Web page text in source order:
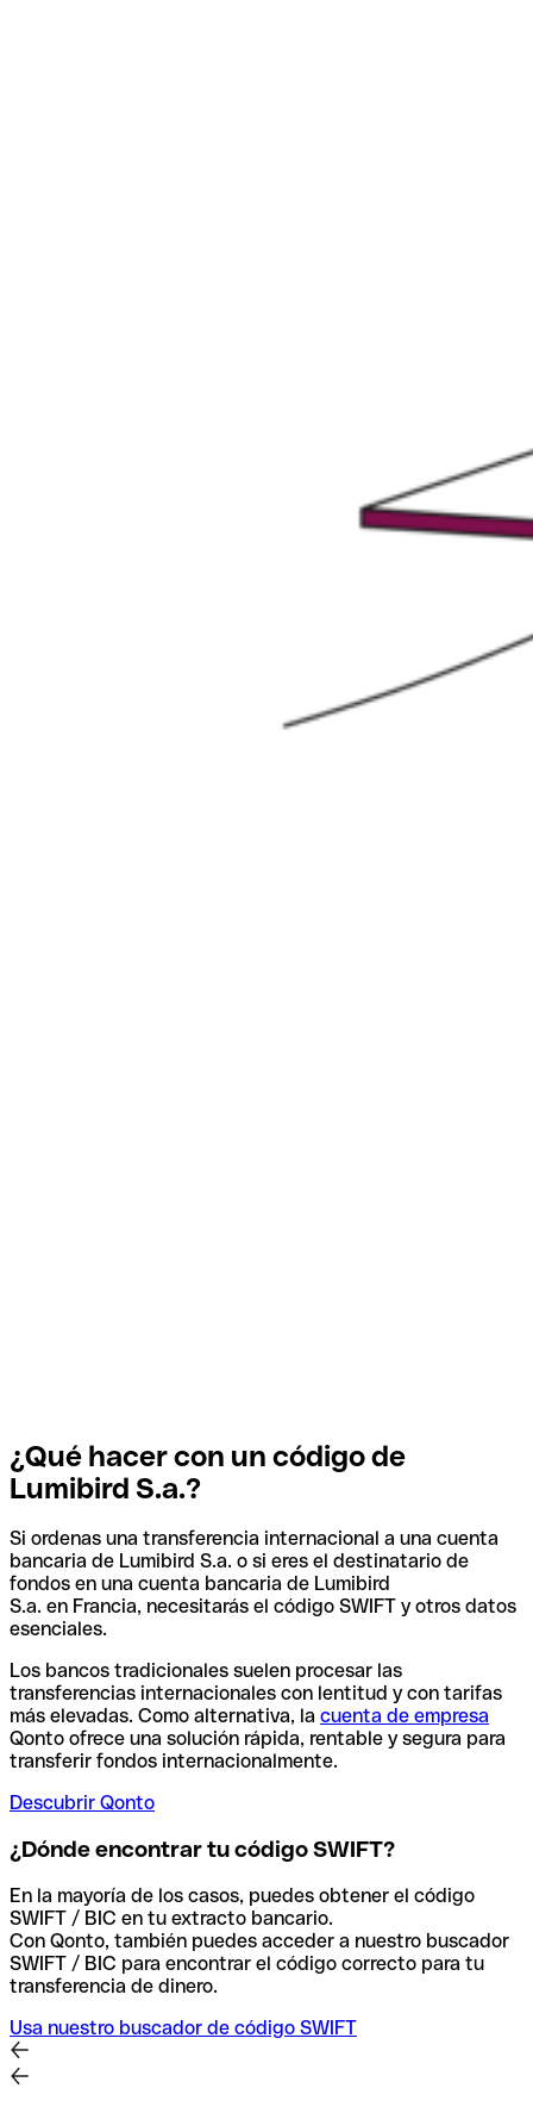
¿Qué hacer con un código de
Lumibird S.a.?
Si ordenas una transferencia internacional a una cuenta
bancaria de Lumibird S.a. o si eres el destinatario de
fondos en una cuenta bancaria de Lumibird
S.a. en Francia, necesitarás el código SWIFT y otros datos
esenciales.
Los bancos tradicionales suelen procesar las
transferencias internacionales con lentitud y con tarifas
más elevadas. Como alternativa, la cuenta de empresa
Qonto ofrece una solución rápida, rentable y segura para
transferir fondos internacionalmente.
Descubrir Qonto
¿Dónde encontrar tu código SWIFT?
En la mayoría de los casos, puedes obtener el código
SWIFT / BIC en tu extracto bancario.
Con Qonto, también puedes acceder a nuestro buscador
SWIFT / BIC para encontrar el código correcto para tu
transferencia de dinero.
Usa nuestro buscador de código SWIFT